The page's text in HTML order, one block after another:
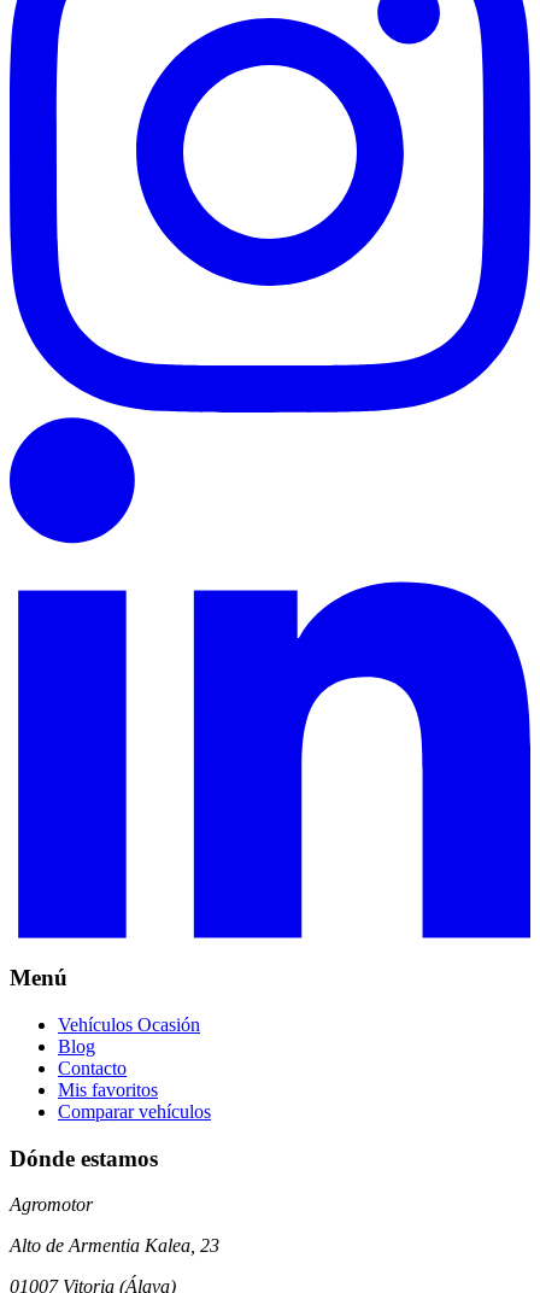
Menú
Vehículos Ocasión
Blog
Contacto
Mis favoritos
Comparar vehículos
Dónde estamos
Agromotor
Alto de Armentia Kalea, 23
01007 Vitoria (Álava)